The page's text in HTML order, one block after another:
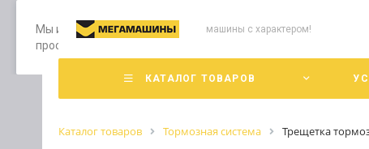
Мы используем файлы cookie, разработанные нашими
просмотр страниц нашего сайта, вы принимаете условия
машины с характером!
КАТАЛОГ ТОВАРОВ
Каталог товаров Тормозная система Трещетка